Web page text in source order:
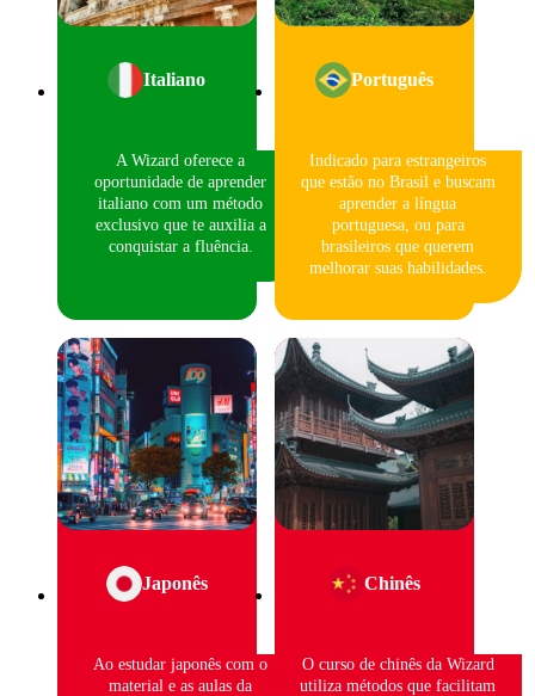
Italiano
A Wizard oferece a
oportunidade de aprender
italiano com um método
exclusivo que te auxilia a
conquistar a fluência.
Português
Indicado para estrangeiros
que estão no Brasil e buscam
aprender a língua
portuguesa, ou para
brasileiros que querem
melhorar suas habilidades.
Japonês
Ao estudar japonês com o
material e as aulas da
Chinês
O curso de chinês da Wizard
utiliza métodos que facilitam